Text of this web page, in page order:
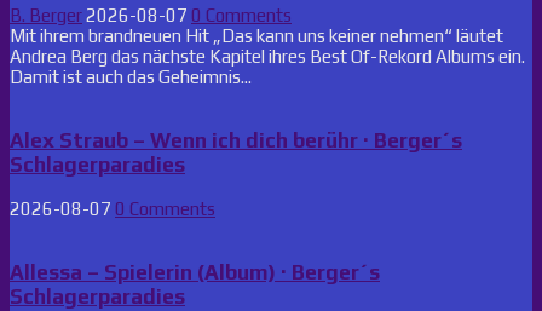
B. Berger2026-08-07 0 Comments
Mit ihrem brandneuen Hit „Das kann uns keiner nehmen“ läutet
Andrea Berg das nächste Kapitel ihres Best Of-Rekord Albums ein.
Damit ist auch das Geheimnis...
Alex Straub – Wenn ich dich berühr · Berger´s
Schlagerparadies
2026-08-07 0 Comments
Allessa – Spielerin (Album) · Berger´s
Schlagerparadies